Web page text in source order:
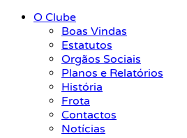
O Clube
Boas Vindas
Estatutos
Orgãos Sociais
Planos e Relatórios
História
Frota
Contactos
Notícias